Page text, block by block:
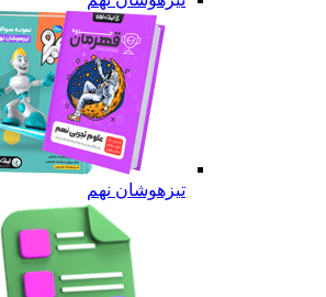
تیزهوشان نهم